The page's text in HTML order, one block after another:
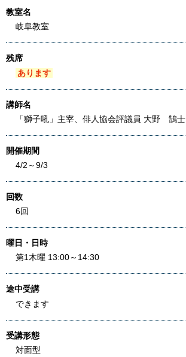
教室名
岐阜教室
残席
あります
講師名
「獅子吼」主宰、俳人協会評議員 大野 鵠士
開催期間
4/2～9/3
回数
6回
曜日・日時
第1木曜 13:00～14:30
途中受講
できます
受講形態
対面型